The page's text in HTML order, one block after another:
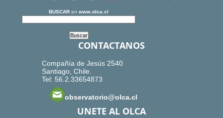
BUSCAR en www.olca.cl
CONTACTANOS
Compañía de Jesús 2540
Santiago, Chile.
Tel: 56.2.33654873
observatorio@olca.cl
UNETE AL OLCA